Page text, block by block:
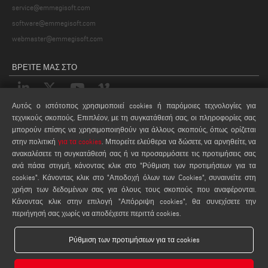
service@emmegisoft.com
software@emmegisoft.com
webmaster@emmegisoft.com
ΒΡΕΊΤΕ ΜΑΣ ΣΤΟ
ΝΌΜΟΙ
PRIVACY POLICY
LEGAL NOTES
COOKIE POLICY
ΡΥΘΜΙΣΕΙΣ COOKIES
Αυτός ο ιστότοπος χρησιμοποιεί cookies ή παρόμοιες τεχνολογίες για
τεχνικούς σκοπούς. Επιπλέον, με τη συγκατάθεσή σας, οι πληροφορίες σας
μπορούν επίσης να χρησιμοποιηθούν για άλλους σκοπούς, όπως ορίζεται
στην πολιτική για τα cookies
. Μπορείτε ελεύθερα να δώσετε, να αρνηθείτε, να
ανακαλέσετε τη συγκατάθεσή σας ή να προσαρμόσετε τις προτιμήσεις σας
ανά πάσα στιγμή, κάνοντας κλικ στο "Ρύθμιση των προτιμήσεων για τα
cookies". Κάνοντας κλικ στο "Αποδοχή όλων των Cookies", συναινείτε στη
χρήση των δεδομένων σας για όλους τους σκοπούς που αναφέρονται.
Κάνοντας κλικ στην επιλογή "Απόρριψη cookies", θα συνεχίσετε την
περιήγησή σας χωρίς να αποδέχεστε περιττά cookies.
Ρύθμιση των προτιμήσεων για τα cookies